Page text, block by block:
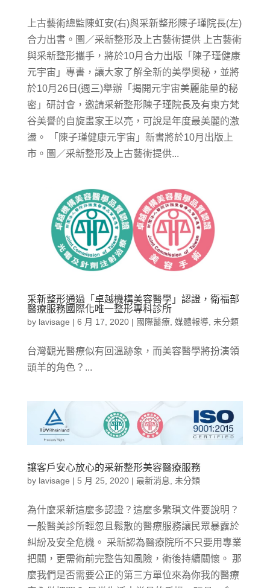
上古藝術總監陳虹安(右)與采新整形陳子瑾院長(左)
合力出書。圖／采新整形及上古藝術提供 上古藝術
與采新整形攜手，將於10月合力出版「陳子瑾健康
元宇宙」專書，讓大家了解全新的美學奧秘，並將
於10月26日(週三)舉辦「揭開元宇宙美麗能量的秘
密」研討會，邀請采新整形陳子瑾院長及有東方梵
谷美譽的自旋畫家王以亮，可說是年度最美麗的激
盪。 「陳子瑾健康元宇宙」新書將於10月出版上
市。圖／采新整形及上古藝術提供...
采新整形通過「卓越機構美容醫學」認證，衛福部
醫療服務國際化唯一整形專科診所
by lavisage | 6 月 17, 2020| 國際醫療, 媒體報導, 未分類
台灣觀光醫療似有回溫跡象，而美容醫學將扮演領
頭羊的角色？...
讓客戶安心放心的采新整形美容醫療服務
by lavisage | 5 月 25, 2020| 最新消息, 未分類
為什麼采新這麼多認證？這麼多繁瑣文件要說明？
一般醫美診所輕忽且鬆散的醫療服務讓民眾暴露於
糾紛及安全危機。 采新認為醫療院所不只要用專業
把關，更需術前完整告知風險，術後持續關懷。 那
麼我們是否需要公正的第三方單位來為你我的醫療